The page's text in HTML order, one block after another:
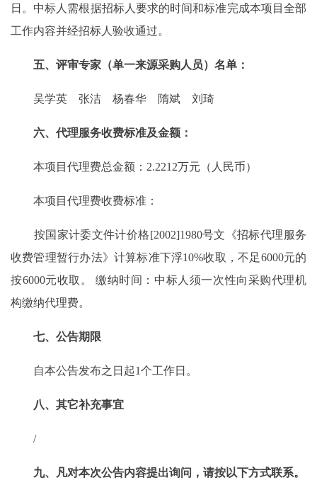
日。中标人需根据招标人要求的时间和标准完成本项目全部
工作内容并经招标人验收通过。
五、评审专家（单一来源采购人员）名单：
吴学英 张洁 杨春华 隋斌 刘琦
六、代理服务收费标准及金额：
本项目代理费总金额：2.2212万元（人民币）
本项目代理费收费标准：
按国家计委文件计价格[2002]1980号文《招标代理服务
收费管理暂行办法》计算标准下浮10%收取，不足6000元的
按6000元收取。 缴纳时间：中标人须一次性向采购代理机
构缴纳代理费。
七、公告期限
自本公告发布之日起1个工作日。
八、其它补充事宜
/
九、凡对本次公告内容提出询问，请按以下方式联系。